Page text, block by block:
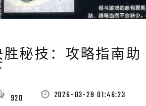
秘技：攻略指南助
920 2026-03-29 01:46:23